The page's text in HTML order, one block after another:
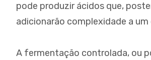
pode produzir ácidos que,
adicionarão complexidade a
A fermentação controlada, ou